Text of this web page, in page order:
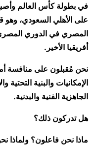
في بطولة كأس العالم
على الأهلي السعودي، وهو
المصري في الدوري
أفريقيا الأخير.
نحن مُقبلون على منافسة
الإمكانيات والبنية
الجاهزية الفنية والبدنية.
هل تدركون ذلك؟
ماذا نحن فاعلون؟ ولماذا